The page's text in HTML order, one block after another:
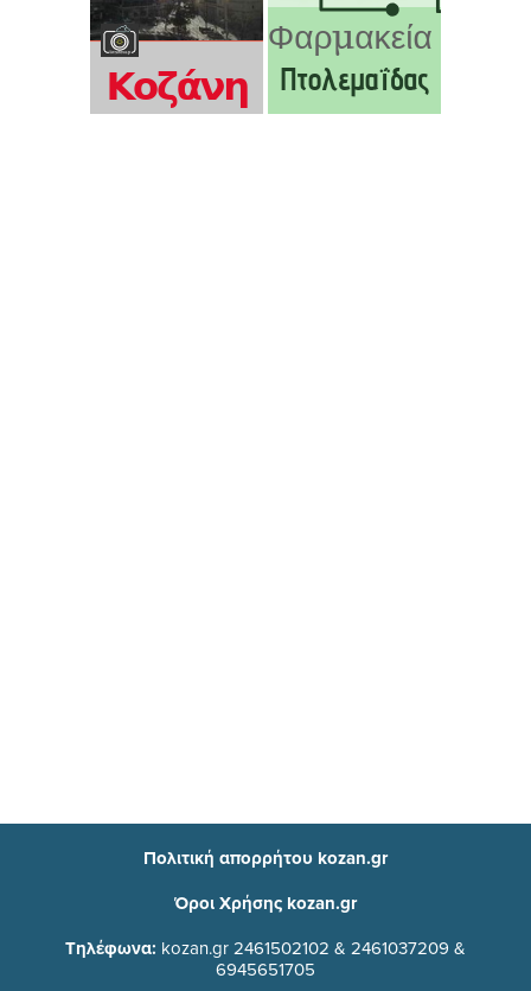
Πολιτική απορρήτου kozan.gr
Όροι Χρήσης kozan.gr
Τηλέφωνα: kozan.gr 2461502102 & 2461037209 &
6945651705